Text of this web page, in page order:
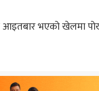
आइतबार भएको खेलमा